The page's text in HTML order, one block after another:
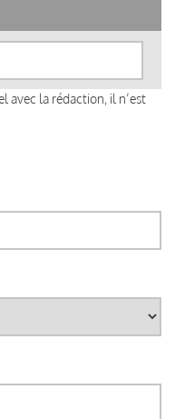
avec la rédaction, il n’est